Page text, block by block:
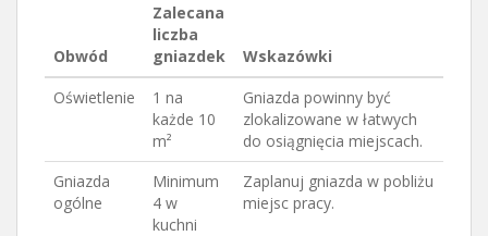
Obwód
Zalecana
liczba
gniazdek
Wskazówki
Oświetlenie
1 na
każde 10
m²
Gniazda powinny być
zlokalizowane w łatwych
do osiągnięcia miejscach.
Gniazda
ogólne
Minimum
4 w
kuchni
Zaplanuj gniazda w pobliżu
miejsc pracy.